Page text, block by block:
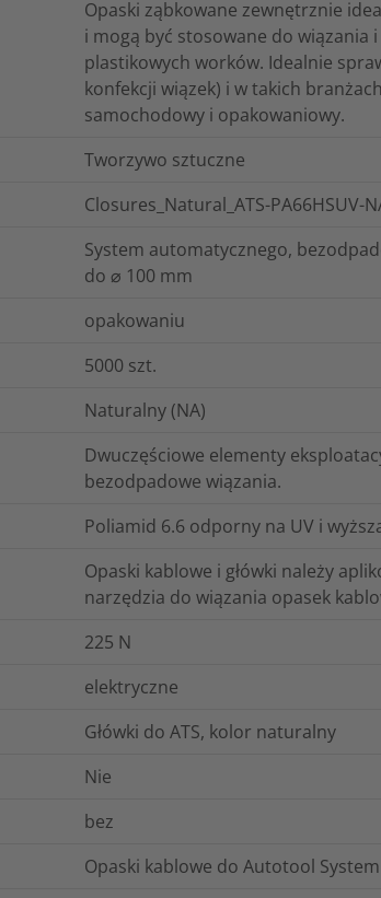
Opaski ząbkowane zewnętrznie
i mogą być stosowane do wiązania
plastikowych worków. Idealnie
konfekcji wiązek) i w takich
samochodowy i opakowaniowy.
Tworzywo sztuczne
Closures_Natural_ATS-PA66HSUV-
System automatycznego,
do ⌀ 100 mm
opakowaniu
5000 szt.
Naturalny (NA)
Dwuczęściowe elementy
bezodpadowe wiązania.
Poliamid 6.6 odporny na UV i
Opaski kablowe i główki należy
narzędzia do wiązania opasek
225 N
elektryczne
Główki do ATS, kolor naturalny
Nie
bez
Opaski kablowe do Autotool System